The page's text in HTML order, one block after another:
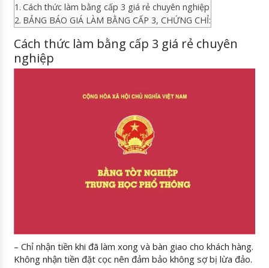
Cách thức làm bằng cấp 3 giá rẻ chuyên nghiệp
BẢNG BÁO GIÁ LÀM BẰNG CẤP 3, CHỨNG CHỈ:
Cách thức làm bằng cấp 3 giá rẻ chuyên
nghiệp
– Chỉ nhận tiền khi đã làm xong và bàn giao cho khách hàng.
Không nhận tiền đặt cọc nên đảm bảo không sợ bị lừa đảo.